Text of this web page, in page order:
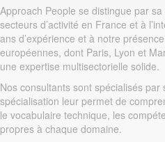
Approach People se distingue par
secteurs d’activité en France et à
ans d’expérience et à notre
européennes, dont Paris, Lyon et
une expertise multisectorielle solide.
Nos consultants sont spécialisés par
spécialisation leur permet de
le vocabulaire technique, les
propres à chaque domaine.